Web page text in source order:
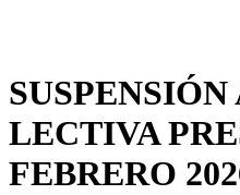
LECTIVA
FEBRERO